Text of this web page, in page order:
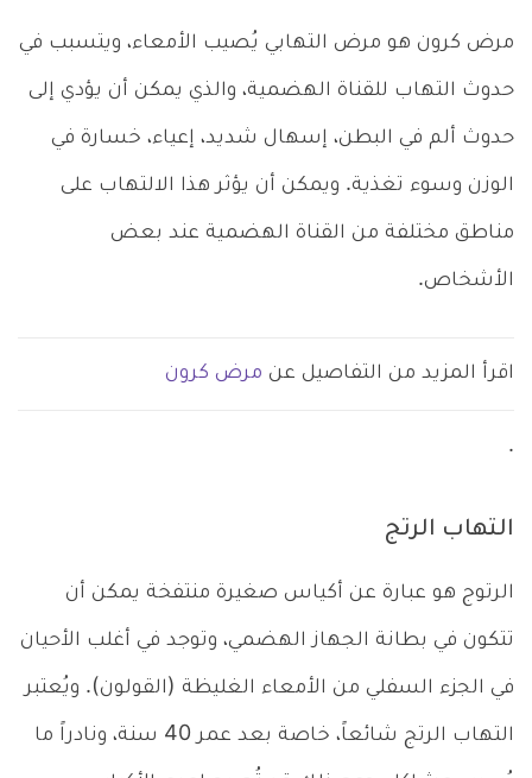
مرض كرون هو مرض التهابي يُصيب الأمعاء، ويتسبب في
حدوث التهاب للقناة الهضمية، والذي يمكن أن يؤدي إلى
حدوث ألم في البطن، إسهال شديد، إعياء، خسارة في
الوزن وسوء تغذية. ويمكن أن يؤثر هذا الالتهاب على
مناطق مختلفة من القناة الهضمية عند بعض
الأشخاص.
اقرأ المزيد من التفاصيل عن مرض كرون
.
التهاب الرتج
الرتوج هو عبارة عن أكياس صغيرة منتفخة يمكن أن
تتكون في بطانة الجهاز الهضمي، وتوجد في أغلب الأحيان
في الجزء السفلي من الأمعاء الغليظة (القولون). ويُعتبر
التهاب الرتج شائعاً، خاصة بعد عمر 40 سنة، ونادراً ما